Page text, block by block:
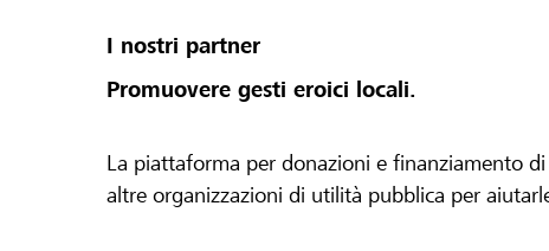
I nostri partner
Promuovere gesti eroici locali.
La piattaforma per donazioni e finanziamento
altre organizzazioni di utilità pubblica per